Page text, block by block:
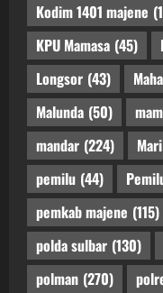
Kodim 1401 majene
KPU Mamasa (45)
Longsor (43)
Malunda (50)
mandar (224)
pemilu (44)
pemkab majene (115)
polda sulbar (130)
polman (270)